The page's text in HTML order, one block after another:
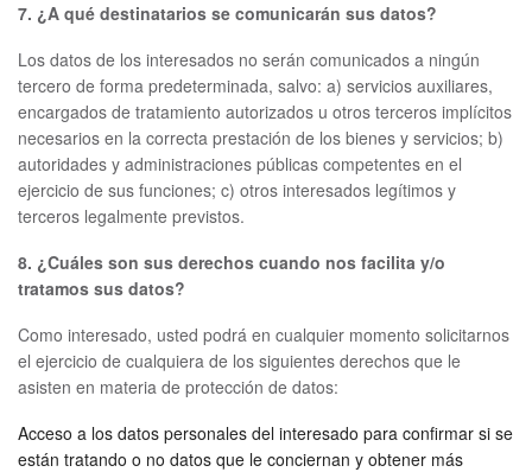
7. ¿A qué destinatarios se comunicarán sus datos?
Los datos de los interesados no serán comunicados a ningún
tercero de forma predeterminada, salvo: a) servicios auxiliares,
encargados de tratamiento autorizados u otros terceros implícitos
necesarios en la correcta prestación de los bienes y servicios; b)
autoridades y administraciones públicas competentes en el
ejercicio de sus funciones; c) otros interesados legítimos y
terceros legalmente previstos.
8. ¿Cuáles son sus derechos cuando nos facilita y/o
tratamos sus datos?
Como interesado, usted podrá en cualquier momento solicitarnos
el ejercicio de cualquiera de los siguientes derechos que le
asisten en materia de protección de datos:
Acceso a los datos personales del interesado para confirmar si se
están tratando o no datos que le conciernan y obtener más